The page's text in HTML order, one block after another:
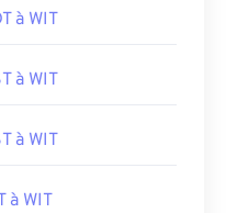
à WIT
à WIT
à WIT
à WIT